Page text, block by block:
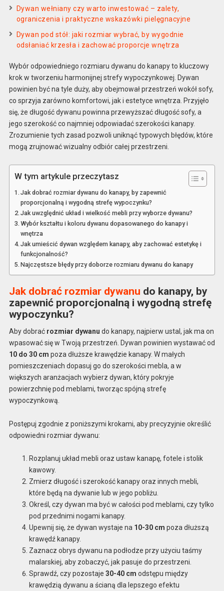
Dywan wełniany czy warto inwestować – zalety,
ograniczenia i praktyczne wskazówki pielęgnacyjne
Dywan pod stół: jaki rozmiar wybrać, by wygodnie
odsłaniać krzesła i zachować proporcje wnętrza
Wybór odpowiedniego rozmiaru dywanu do kanapy to kluczowy
krok w tworzeniu harmonijnej strefy wypoczynkowej. Dywan
powinien być na tyle duży, aby obejmował przestrzeń wokół sofy,
co sprzyja zarówno komfortowi, jak i estetyce wnętrza. Przyjęło
się, że długość dywanu powinna przewyższać długość sofy, a
jego szerokość co najmniej odpowiadać szerokości kanapy.
Zrozumienie tych zasad pozwoli uniknąć typowych błędów, które
mogą zrujnować wizualny odbiór całej przestrzeni.
W tym artykule przeczytasz
Jak dobrać rozmiar dywanu do kanapy, by zapewnić
proporcjonalną i wygodną strefę wypoczynku?
Jak uwzględnić układ i wielkość mebli przy wyborze dywanu?
Wybór kształtu i koloru dywanu dopasowanego do kanapy i
wnętrza
Jak umieścić dywan względem kanapy, aby zachować estetykę i
funkcjonalność?
Najczęstsze błędy przy doborze rozmiaru dywanu do kanapy
Jak dobrać rozmiar dywanu do kanapy, by
zapewnić proporcjonalną i wygodną strefę
wypoczynku?
Aby dobrać rozmiar dywanu do kanapy, najpierw ustal, jak ma on
wpasować się w Twoją przestrzeń. Dywan powinien wystawać od
10 do 30 cm poza dłuższe krawędzie kanapy. W małych
pomieszczeniach dopasuj go do szerokości mebla, a w
większych aranżacjach wybierz dywan, który pokryje
powierzchnię pod meblami, tworząc spójną strefę
wypoczynkową.
Postępuj zgodnie z poniższymi krokami, aby precyzyjnie określić
odpowiedni rozmiar dywanu:
Rozplanuj układ mebli oraz ustaw kanapę, fotele i stolik
kawowy.
Zmierz długość i szerokość kanapy oraz innych mebli,
które będą na dywanie lub w jego pobliżu.
Określ, czy dywan ma być w całości pod meblami, czy tylko
pod przednimi nogami kanapy.
Upewnij się, że dywan wystaje na 10-30 cm poza dłuższą
krawędź kanapy.
Zaznacz obrys dywanu na podłodze przy użyciu taśmy
malarskiej, aby zobaczyć, jak pasuje do przestrzeni.
Sprawdź, czy pozostaje 30-40 cm odstępu między
krawędzią dywanu a ścianą dla lepszego efektu